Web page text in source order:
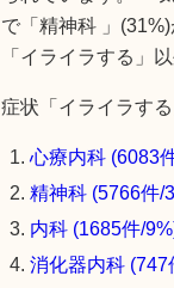
で「精神科 」
「イライラする」
症状「イライラす
心療内科 (6083
精神科 (5766件/
内科 (1685件/
消化器内科 (747